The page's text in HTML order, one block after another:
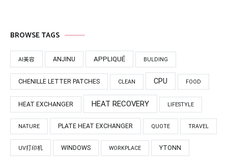
BROWSE TAGS
AI美容 ANJINU APPLIQUÉ BULDING
CHENILLE LETTER PATCHES CLEAN CPU FOOD
HEAT EXCHANGER HEAT RECOVERY LIFESTYLE
NATURE PLATE HEAT EXCHANGER QUOTE TRAVEL
UV打印机 WINDOWS WORKPLACE YTONN